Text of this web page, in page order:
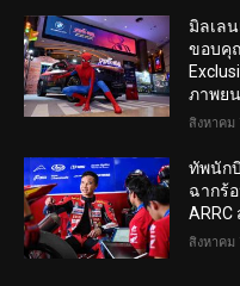
มิลเล
ขอบคุณ
ภาพย
สิงหาคม
ทัพนัก
ฉากร้
สิงหาคม